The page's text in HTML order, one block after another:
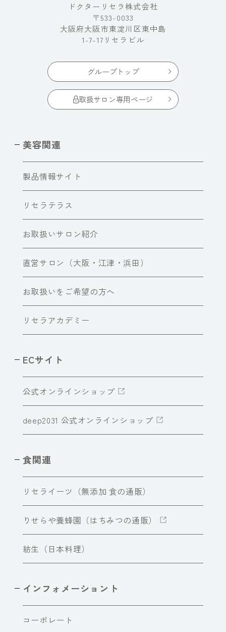
ドクターリセラ株式会社
〒533-0033
大阪府大阪市東淀川区東中島
1-7-17リセラビル
グループトップ
取扱サロン専用ページ
美容関連
製品情報サイト
リセラテラス
お取扱いサロン紹介
直営サロン（大阪・江津・浜田）
お取扱いをご希望の方へ
リセラアカデミー
ECサイト
公式オンラインショップ
deep2031 公式オンラインショップ
食関連
リセライーツ（無添加 食の通販）
りせらや養蜂園（はちみつの通販）
紡生（日本料理）
インフォメーショント
コーポレート